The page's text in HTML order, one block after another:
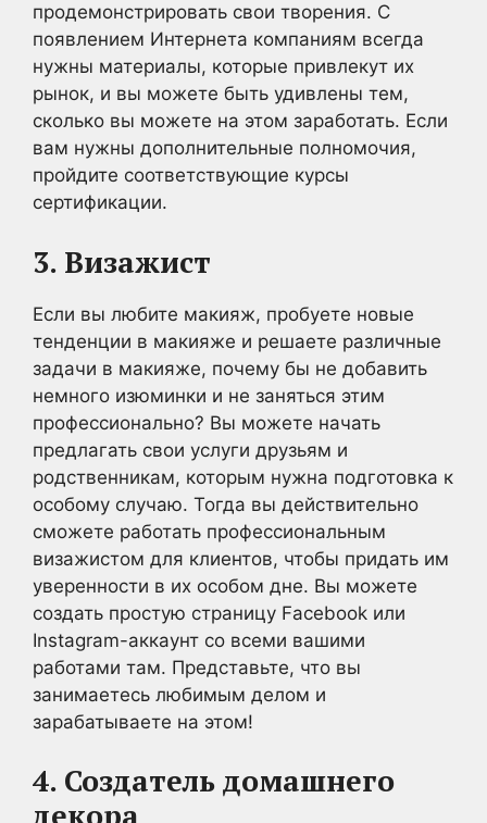
продемонстрировать свои творения. С
появлением Интернета компаниям всегда
нужны материалы, которые привлекут их
рынок, и вы можете быть удивлены тем,
сколько вы можете на этом заработать. Если
вам нужны дополнительные полномочия,
пройдите соответствующие курсы
сертификации.
3. Визажист
Если вы любите макияж, пробуете новые
тенденции в макияже и решаете различные
задачи в макияже, почему бы не добавить
немного изюминки и не заняться этим
профессионально? Вы можете начать
предлагать свои услуги друзьям и
родственникам, которым нужна подготовка к
особому случаю. Тогда вы действительно
сможете работать профессиональным
визажистом для клиентов, чтобы придать им
уверенности в их особом дне. Вы можете
создать простую страницу Facebook или
Instagram-аккаунт со всеми вашими
работами там. Представьте, что вы
занимаетесь любимым делом и
зарабатываете на этом!
4. Создатель домашнего